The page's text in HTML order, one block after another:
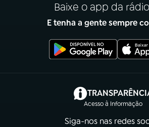
Baixe o app da
E tenha a gente sempre
Acesso à Informação
(abre
Siga-nos nas redes